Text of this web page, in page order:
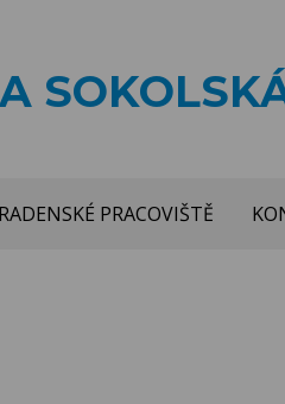
PRACOVIŠTĚ